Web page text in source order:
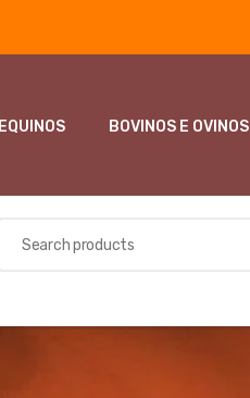
EQUINOS BOVINOS E OVINOS